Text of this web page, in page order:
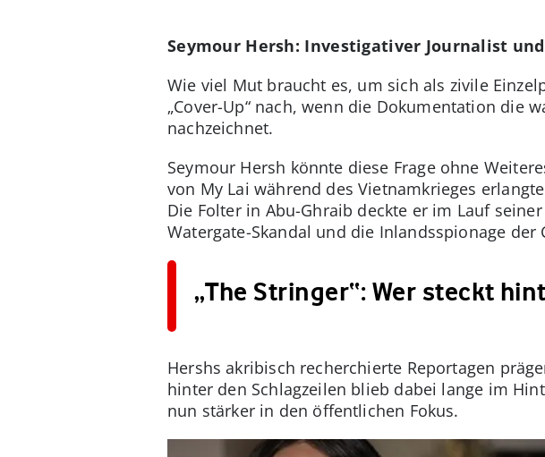
Seymour Hersh: Investigativer Journalist
Wie viel Mut braucht es, um sich als zivile
„Cover-Up“ nach, wenn die Dokumentation die
nachzeichnet.
Seymour Hersh könnte diese Frage ohne
von My Lai während des Vietnamkrieges
Die Folter in Abu-Ghraib deckte er im Lauf
Watergate-Skandal und die Inlandsspionage der
„The Stringer“: Wer steckt
Hershs akribisch recherchierte Reportagen
hinter den Schlagzeilen blieb dabei lange im
nun stärker in den öffentlichen Fokus.